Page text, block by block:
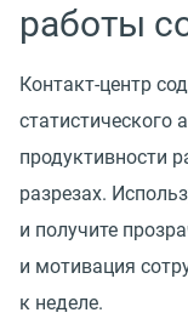
работы
Контакт-центр
статистического
продуктивности
разрезах.
и получите
и мотивация
к неделе.